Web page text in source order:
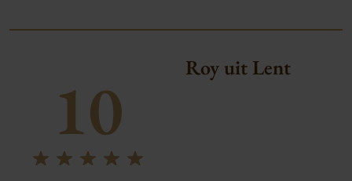
10 Roy uit Lent